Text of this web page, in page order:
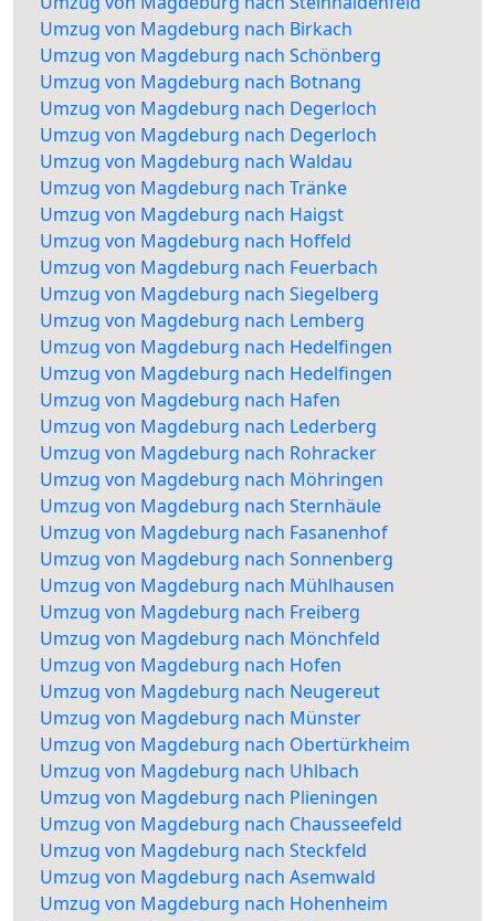
Umzug von Magdeburg nach Birkach
Umzug von Magdeburg nach Schönberg
Umzug von Magdeburg nach Botnang
Umzug von Magdeburg nach Degerloch
Umzug von Magdeburg nach Degerloch
Umzug von Magdeburg nach Waldau
Umzug von Magdeburg nach Tränke
Umzug von Magdeburg nach Haigst
Umzug von Magdeburg nach Hoffeld
Umzug von Magdeburg nach Feuerbach
Umzug von Magdeburg nach Siegelberg
Umzug von Magdeburg nach Lemberg
Umzug von Magdeburg nach Hedelfingen
Umzug von Magdeburg nach Hedelfingen
Umzug von Magdeburg nach Hafen
Umzug von Magdeburg nach Lederberg
Umzug von Magdeburg nach Rohracker
Umzug von Magdeburg nach Möhringen
Umzug von Magdeburg nach Sternhäule
Umzug von Magdeburg nach Fasanenhof
Umzug von Magdeburg nach Sonnenberg
Umzug von Magdeburg nach Mühlhausen
Umzug von Magdeburg nach Freiberg
Umzug von Magdeburg nach Mönchfeld
Umzug von Magdeburg nach Hofen
Umzug von Magdeburg nach Neugereut
Umzug von Magdeburg nach Münster
Umzug von Magdeburg nach Obertürkheim
Umzug von Magdeburg nach Uhlbach
Umzug von Magdeburg nach Plieningen
Umzug von Magdeburg nach Chausseefeld
Umzug von Magdeburg nach Steckfeld
Umzug von Magdeburg nach Asemwald
Umzug von Magdeburg nach Hohenheim